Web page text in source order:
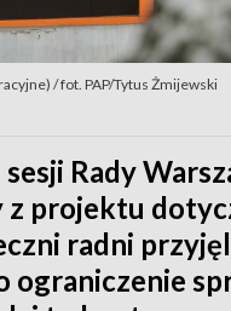
/ fot. PAP/Tytus Żmijewski
Rady
z projektu
radni
ograniczenie